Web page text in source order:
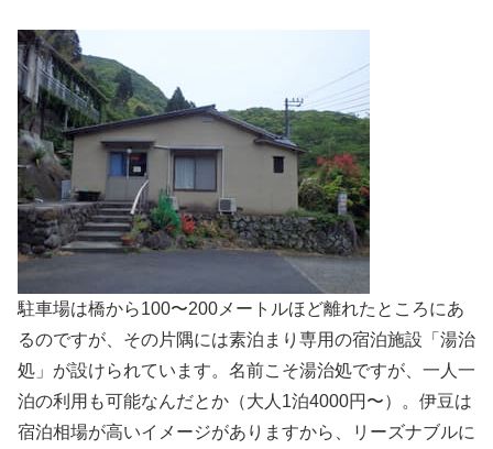
駐車場は橋から100〜200メートルほど離れたところにあ
るのですが、その片隅には素泊まり専用の宿泊施設「湯治
処」が設けられています。名前こそ湯治処ですが、一人一
泊の利用も可能なんだとか（大人1泊4000円〜）。伊豆は
宿泊相場が高いイメージがありますから、リーズナブルに